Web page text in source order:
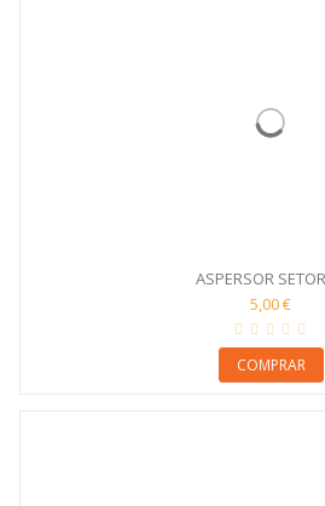
ASPERSOR
5,00 €
COMPRAR